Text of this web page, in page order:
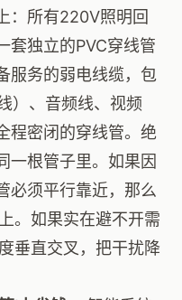
：所有220V照明回
套独立的PVC穿线管
服务的弱电线缆，包
）、音频线、视频
程密闭的穿线管。绝
一根管子里。如果因
必须平行靠近，那么
。如果实在避不开需
垂直交叉，把干扰降